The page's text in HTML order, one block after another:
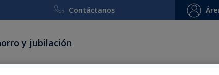
Contáctanos
y jubilación